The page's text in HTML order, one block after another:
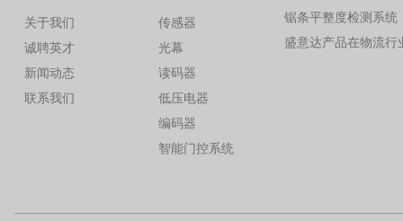
传感器
光幕
读码器
低压电器
编码器
智能门控系统
关于我们
诚聘英才
新闻动态
联系我们
锯条平整度检测系统
盛意达产品在物流行